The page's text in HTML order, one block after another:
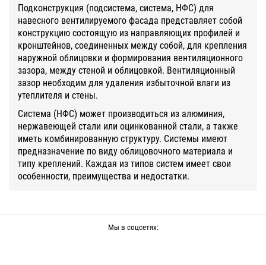
Подконструкция (подсистема, система, НФС) для
навесного вентилируемого фасада представляет собой
конструкцию состоящую из направляющих профилей и
кронштейнов, соединенных между собой, для крепления
наружной облицовки и формирования вентиляционного
зазора, между стеной и облицовкой. Вентиляционный
зазор необходим для удаления избыточной влаги из
утеплителя и стены.
Система (НФС) может производиться из алюминия,
нержавеющей стали или оцинкованной стали, а также
иметь комбинированную структуру. Системы имеют
предназначение по виду облицовочного материала и
типу креплений. Каждая из типов систем имеет свои
особенности, преимущества и недостатки.
Мы в соцсетях: